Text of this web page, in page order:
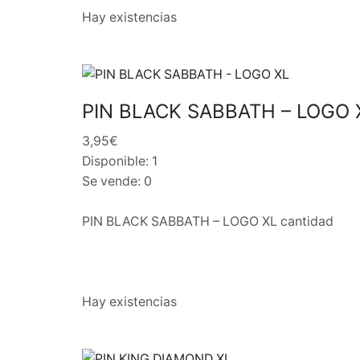
Hay existencias
PIN BLACK SABBATH – LOGO
3,95€
Disponible: 1
Se vende: 0
PIN BLACK SABBATH – LOGO XL cantidad
Hay existencias